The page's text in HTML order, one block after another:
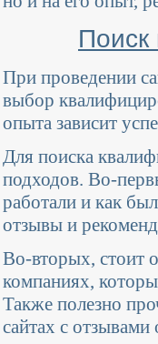
Поиск
При проведении
выбор
опыта зависит
Для поиска
подходов. Во-
работали и как
отзывы и
Во-вторых, стоит
компаниях,
Также полезно
сайтах с отзывами